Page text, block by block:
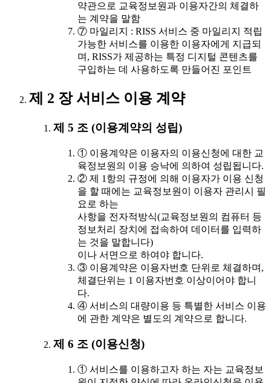
약관으로 교육정보원과 이용자간의 체결하
는 계약을 말함
⑦ 마일리지 : RISS 서비스 중 마일리지 적립
가능한 서비스를 이용한 이용자에게 지급되
며, RISS가 제공하는 특정 디지털 콘텐츠를
구입하는 데 사용하도록 만들어진 포인트
제 2 장 서비스 이용 계약
제 5 조 (이용계약의 성립)
① 이용계약은 이용자의 이용신청에 대한 교
육정보원의 이용 승낙에 의하여 성립됩니다.
② 제 1항의 규정에 의해 이용자가 이용 신청
을 할 때에는 교육정보원이 이용자 관리시 필
요로 하는
사항을 전자적방식(교육정보원의 컴퓨터 등
정보처리 장치에 접속하여 데이터를 입력하
는 것을 말합니다)
이나 서면으로 하여야 합니다.
③ 이용계약은 이용자번호 단위로 체결하며,
체결단위는 1 이용자번호 이상이어야 합니
다.
④ 서비스의 대량이용 등 특별한 서비스 이용
에 관한 계약은 별도의 계약으로 합니다.
제 6 조 (이용신청)
① 서비스를 이용하고자 하는 자는 교육정보